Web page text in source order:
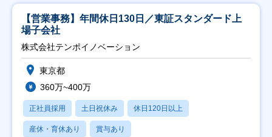
【営業事務】年間休日130日／東証スタンダード上
場子会社
株式会社テンポイノベーション
東京都
360万~400万
正社員採用 土日祝休み 休日120日以上
産休・育休あり 賞与あり